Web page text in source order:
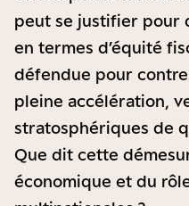
peut se justifier pour
en termes d’équité
défendue pour
pleine accélération,
stratosphériques de
Que dit cette
économique et du